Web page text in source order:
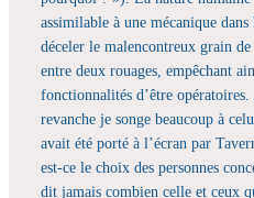
assimilable à une mécanique
déceler le malencontreux grain
entre deux rouages, empêchant
fonctionnalités d’être
revanche je songe beaucoup à
avait été porté à l’écran par
est-ce le choix des personnes
dit jamais combien celle et ceux